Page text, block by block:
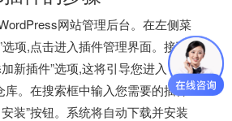
网站管理后台。在左侧菜
选项,点击进入插件管理界面。接下
新插件”选项,这将引导您进入
库。在搜索框中输入您需要的插件
装”按钮。系统将自动下载并安装